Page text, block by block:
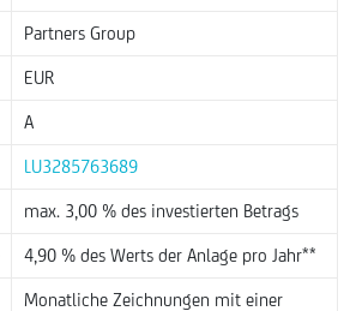
Partners Group
EUR
A
LU3285763689
max. 3,00 % des investierten Betrags
4,90 % des Werts der Anlage pro Jahr**
Monatliche Zeichnungen mit einer